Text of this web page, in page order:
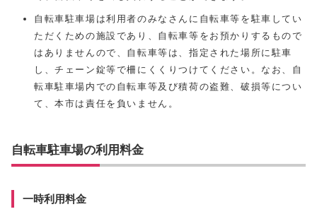
自転車駐車場は利用者のみなさんに自転車等を駐車してい
ただくための施設であり、自転車等をお預かりするもので
はありませんので、自転車等は、指定された場所に駐車
し、チェーン錠等で柵にくくりつけてください。なお、自
転車駐車場内での自転車等及び積荷の盗難、破損等につい
て、本市は責任を負いません。
自転車駐車場の利用料金
一時利用料金